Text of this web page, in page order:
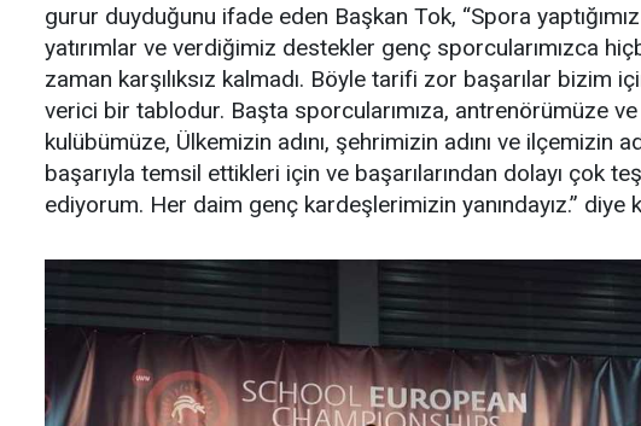
gurur duyduğunu ifade eden Başkan Tok, “Spora yaptığımız
yatırımlar ve verdiğimiz destekler genç sporcularımızca
zaman karşılıksız kalmadı. Böyle tarifi zor başarılar bizim
verici bir tablodur. Başta sporcularımıza, antrenörümüze ve
kulübümüze, Ülkemizin adını, şehrimizin adını ve ilçemizin
başarıyla temsil ettikleri için ve başarılarından dolayı çok
ediyorum. Her daim genç kardeşlerimizin yanındayız.” diye